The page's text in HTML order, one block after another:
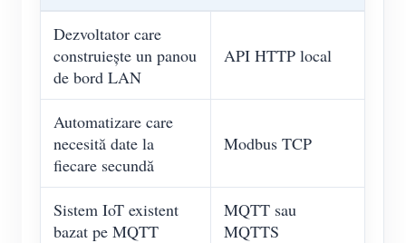
Dezvoltator care
construiește un panou
de bord LAN
API HTTP local
Automatizare care
necesită date la
fiecare secundă
Modbus TCP
Sistem IoT existent
bazat pe MQTT
MQTT sau
MQTTS